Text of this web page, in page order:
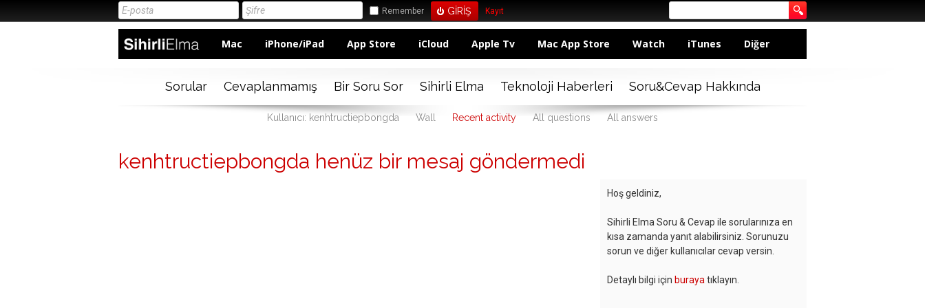
Remember Kayıt
Mac iPhone/iPad App Store iCloud Apple Tv Mac App Store Watch iTunes Diğer
Sorular Cevaplanmamış Bir Soru Sor Sihirli Elma Teknoloji Haberleri Soru&Cevap Hakkında
Kullanıcı: kenhtructiepbongda Wall Recent activity All questions All answers
kenhtructiepbongda henüz bir mesaj göndermedi
Hoş geldiniz,
Sihirli Elma Soru & Cevap ile sorularınıza en
kısa zamanda yanıt alabilirsiniz. Sorunuzu
sorun ve diğer kullanıcılar cevap versin.
Detaylı bilgi için buraya tıklayın.